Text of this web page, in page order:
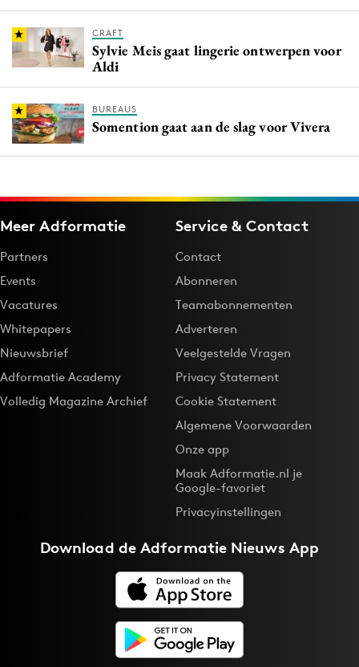
CRAFT
Sylvie Meis gaat lingerie ontwerpen voor
Aldi
BUREAUS
Somention gaat aan de slag voor Vivera
Meer Adformatie
Partners
Events
Vacatures
Whitepapers
Nieuwsbrief
Adformatie Academy
Volledig Magazine Archief
Service & Contact
Contact
Abonneren
Teamabonnementen
Adverteren
Veelgestelde Vragen
Privacy Statement
Cookie Statement
Algemene Voorwaarden
Onze app
Maak Adformatie.nl je
Google-favoriet
Privacyinstellingen
Download deAdformatie Nieuws App